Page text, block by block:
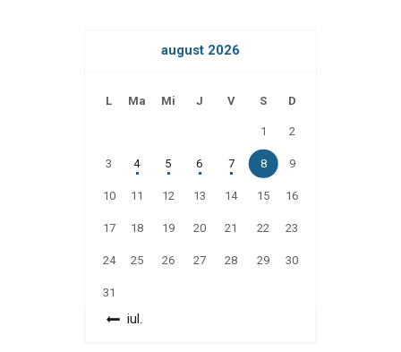
august 2026
L Ma Mi J V S D
1 2
3 4 5 6 7 8 9
10 11 12 13 14 15 16
17 18 19 20 21 22 23
24 25 26 27 28 29 30
31
« iul.